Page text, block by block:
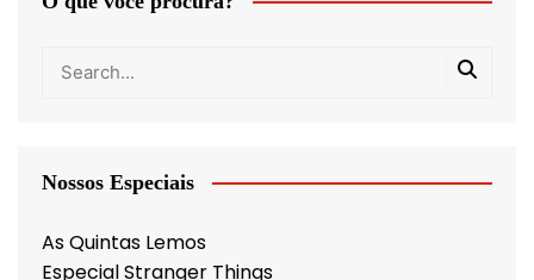
Nossos Especiais
As Quintas Lemos
Especial Stranger Things